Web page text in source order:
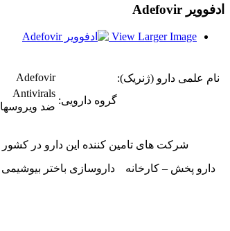
ادفوویر Adefovir
View Larger Image
نام علمی دارو (ژنریک):
Adefovir
گروه دارویی:
Antivirals
ضد ویروسها
شرکت های تامین کننده این دارو در کشور
دارو پخش – کارخانه
داروسازی باختر بیوشیمی